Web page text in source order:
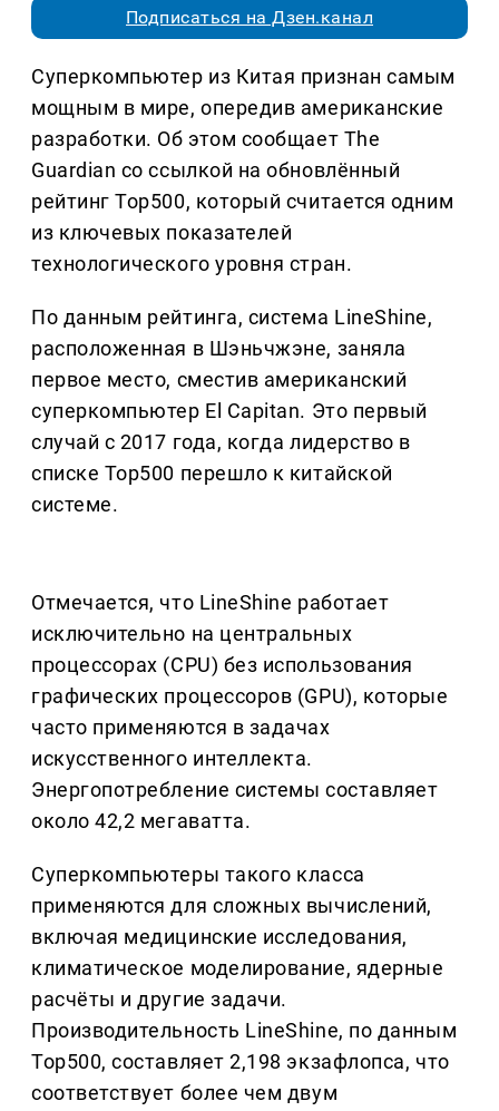
Подписаться на Дзен.канал
Суперкомпьютер из Китая признан самым
мощным в мире, опередив американские
разработки. Об этом сообщает The
Guardian со ссылкой на обновлённый
рейтинг Top500, который считается одним
из ключевых показателей
технологического уровня стран.
По данным рейтинга, система LineShine,
расположенная в Шэньчжэне, заняла
первое место, сместив американский
суперкомпьютер El Capitan. Это первый
случай с 2017 года, когда лидерство в
списке Top500 перешло к китайской
системе.
Отмечается, что LineShine работает
исключительно на центральных
процессорах (CPU) без использования
графических процессоров (GPU), которые
часто применяются в задачах
искусственного интеллекта.
Энергопотребление системы составляет
около 42,2 мегаватта.
Суперкомпьютеры такого класса
применяются для сложных вычислений,
включая медицинские исследования,
климатическое моделирование, ядерные
расчёты и другие задачи.
Производительность LineShine, по данным
Top500, составляет 2,198 экзафлопса, что
соответствует более чем двум